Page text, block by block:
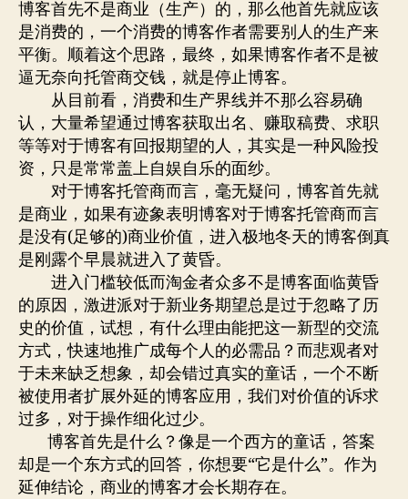
博客首先不是商业（生产）的，那么他首先就应该
是消费的，一个消费的博客作者需要别人的生产来
平衡。顺着这个思路，最终，如果博客作者不是被
逼无奈向托管商交钱，就是停止博客。
从目前看，消费和生产界线并不那么容易确
认，大量希望通过博客获取出名、赚取稿费、求职
等等对于博客有回报期望的人，其实是一种风险投
资，只是常常盖上自娱自乐的面纱。
对于博客托管商而言，毫无疑问，博客首先就
是商业，如果有迹象表明博客对于博客托管商而言
是没有(足够的)商业价值，进入极地冬天的博客倒真
是刚露个早晨就进入了黄昏。
进入门槛较低而淘金者众多不是博客面临黄昏
的原因，激进派对于新业务期望总是过于忽略了历
史的价值，试想，有什么理由能把这一新型的交流
方式，快速地推广成每个人的必需品？而悲观者对
于未来缺乏想象，却会错过真实的童话，一个不断
被使用者扩展外延的博客应用，我们对价值的诉求
过多，对于操作细化过少。
博客首先是什么？像是一个西方的童话，答案
却是一个东方式的回答，你想要“它是什么”。作为
延伸结论，商业的博客才会长期存在。